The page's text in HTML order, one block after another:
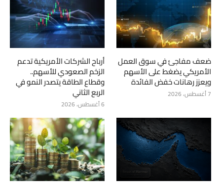
ضعف مفاجئ في سوق العمل
الأمريكي يضغط على الأسهم
ويعزز رهانات خفض الفائدة
7 أغسطس، 2026
أرباح الشركات الأمريكية تدعم
الزخم الصعودي للأسهم..
وقطاع الطاقة يتصدر النمو في
الربع الثاني
6 أغسطس، 2026